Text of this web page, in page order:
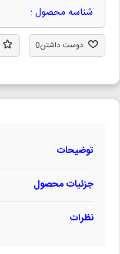
شناسه محصول :
دوست داشتن0
توضیحات
جزئیات محصول
نظرات